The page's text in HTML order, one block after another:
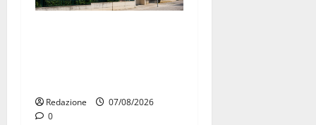
Redazione
07/08/2026
0